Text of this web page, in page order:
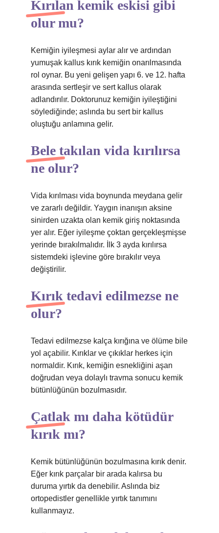
Kırılan kemik eskisi gibi
olur mu?
Kemiğin iyileşmesi aylar alır ve ardından
yumuşak kallus kırık kemiğin onarılmasında
rol oynar. Bu yeni gelişen yapı 6. ve 12. hafta
arasında sertleşir ve sert kallus olarak
adlandırılır. Doktorunuz kemiğin iyileştiğini
söylediğinde; aslında bu sert bir kallus
oluştuğu anlamına gelir.
Bele takılan vida kırılırsa
ne olur?
Vida kırılması vida boynunda meydana gelir
ve zararlı değildir. Yaygın inanışın aksine
sinirden uzakta olan kemik giriş noktasında
yer alır. Eğer iyileşme çoktan gerçekleşmişse
yerinde bırakılmalıdır. İlk 3 ayda kırılırsa
sistemdeki işlevine göre bırakılır veya
değiştirilir.
Kırık tedavi edilmezse ne
olur?
Tedavi edilmezse kalça kırığına ve ölüme bile
yol açabilir. Kırıklar ve çıkıklar herkes için
normaldir. Kırık, kemiğin esnekliğini aşan
doğrudan veya dolaylı travma sonucu kemik
bütünlüğünün bozulmasıdır.
Çatlak mı daha kötüdür
kırık mı?
Kemik bütünlüğünün bozulmasına kırık denir.
Eğer kırık parçalar bir arada kalırsa bu
duruma yırtık da denebilir. Aslında biz
ortopedistler genellikle yırtık tanımını
kullanmayız.